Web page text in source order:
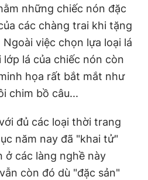
những chiếc nón đặc
các chàng trai khi tặng
việc chọn lựa loại lá
lá của chiếc nón còn
họa rất bắt mắt như
chim bồ câu...
đủ các loại thời trang
năm nay đã "khai tử"
ở các làng nghề này
còn đó dù "đặc sản"